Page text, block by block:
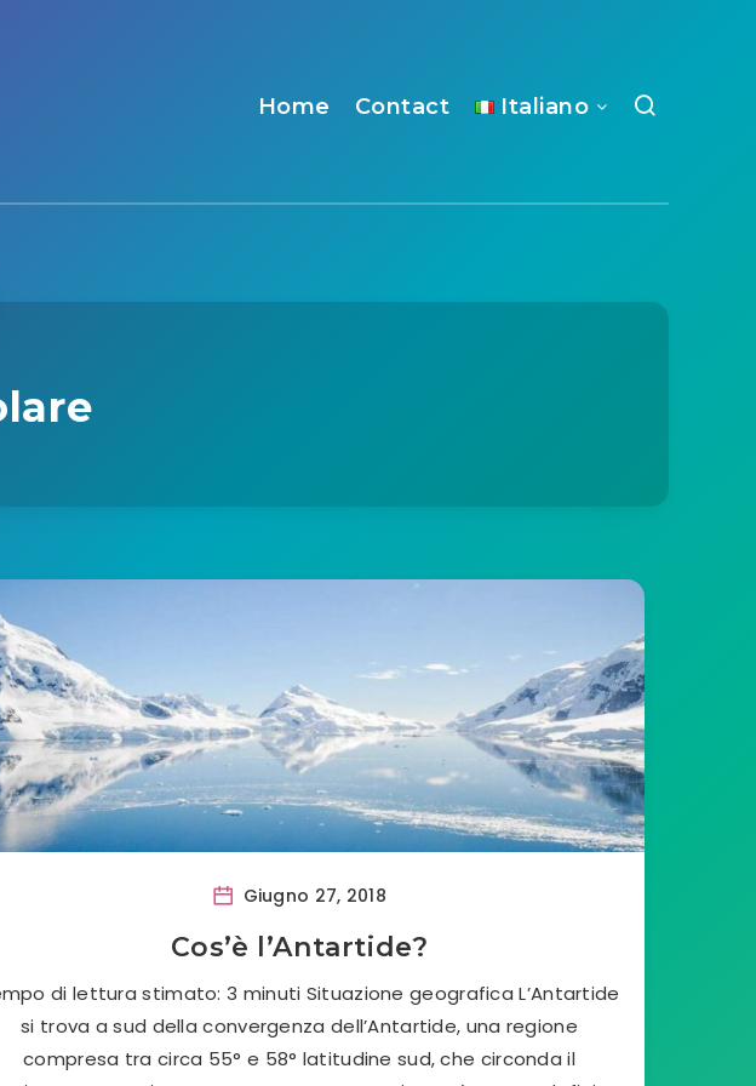
Home Contact Italiano
Giugno 27, 2018
Cos’è l’Antartide?
di lettura stimato: 3 minuti Situazione geografica L’Antartide
si trova a sud della convergenza dell’Antartide, una regione
compresa tra circa 55° e 58° latitudine sud, che circonda il